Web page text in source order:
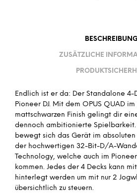
BESCHREIBUNG
ZUSÄTZLICHE
Endlich ist er da: Der Standalone
Pioneer DJ. Mit dem OPUS QUAD
mattschwarzen Finish gelingt dir
dennoch ambitionierte Spielbarkeit.
bewegt sich das Gerät im
der hochwertigen 32-Bit-D/A-
Technology, welche auch im Pioneer
kommen. Jedes der 4 Decks kann
hinterlegt werden um mit nur 2
übersichtlich zu steuern.